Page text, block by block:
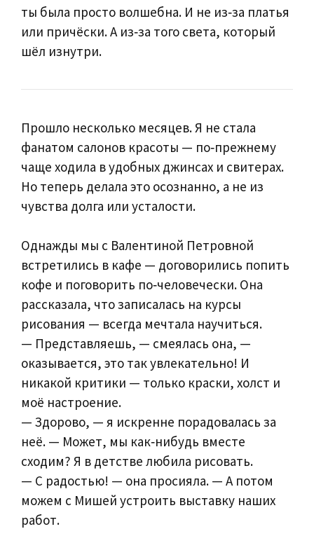
ты была просто волшебна. И не из‑за платья
или причёски. А из‑за того света, который
шёл изнутри.
Прошло несколько месяцев. Я не стала
фанатом салонов красоты — по‑прежнему
чаще ходила в удобных джинсах и свитерах.
Но теперь делала это осознанно, а не из
чувства долга или усталости.
Однажды мы с Валентиной Петровной
встретились в кафе — договорились попить
кофе и поговорить по‑человечески. Она
рассказала, что записалась на курсы
рисования — всегда мечтала научиться.
— Представляешь, — смеялась она, —
оказывается, это так увлекательно! И
никакой критики — только краски, холст и
моё настроение.
— Здорово, — я искренне порадовалась за
неё. — Может, мы как‑нибудь вместе
сходим? Я в детстве любила рисовать.
— С радостью! — она просияла. — А потом
можем с Мишей устроить выставку наших
работ.